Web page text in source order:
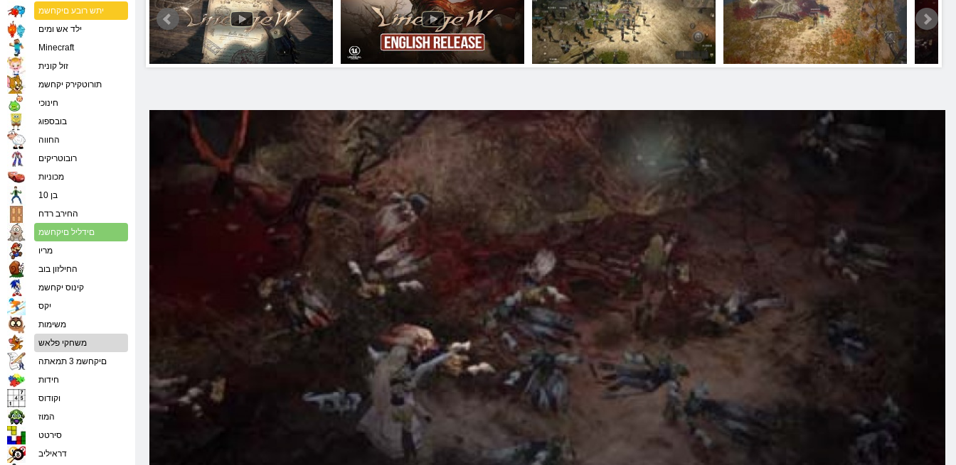
יתש רובע םיקחשמ
ילד אש ומים
Minecraft
זול קונית
תורוטקירק יקחשמ
חינוכי
בובספוג
החווה
רובוטריקים
מכוניות
בן 10
החירב רדח
םידליל םיקחשמ
מריו
החילזון בוב
קינוס יקחשמ
יִקס
משימות
משחקי פלאש
םיקחשמ 3 תמאתה
חידות
וקודוס
המוז
סירטט
דראיליב